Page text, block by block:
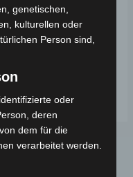
genetischen,
kulturellen oder
Person sind,
oder
deren
dem für die
verarbeitet werden.